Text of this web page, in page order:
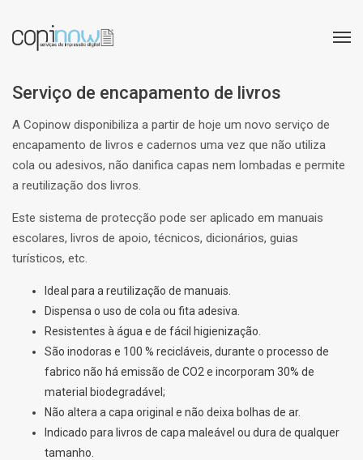
Serviço de encapamento de livros
A Copinow disponibiliza a partir de hoje um novo serviço de
encapamento de livros e cadernos uma vez que não utiliza
cola ou adesivos, não danifica capas nem lombadas e permite
a reutilização dos livros.
Este sistema de protecção pode ser aplicado em manuais
escolares, livros de apoio, técnicos, dicionários, guias
turísticos, etc.
Ideal para a reutilização de manuais.
Dispensa o uso de cola ou fita adesiva.
Resistentes à água e de fácil higienização.
São inodoras e 100 % recicláveis, durante o processo de
fabrico não há emissão de CO2 e incorporam 30% de
material biodegradável;
Não altera a capa original e não deixa bolhas de ar.
Indicado para livros de capa maleável ou dura de qualquer
tamanho.